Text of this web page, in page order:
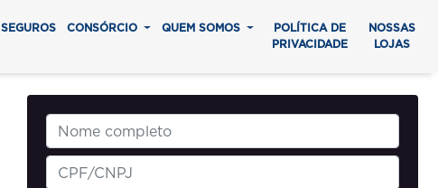
SEGUROS CONSÓRCIO QUEM SOMOS
POLÍTICA DE
PRIVACIDADE
NOSSAS
LOJAS